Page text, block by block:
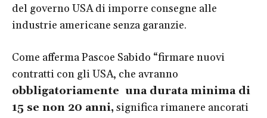
del governo USA di imporre consegne alle
industrie americane senza garanzie.
Come afferma Pascoe Sabido “firmare nuovi
contratti con gli USA, che avranno
obbligatoriamente una durata minima di
15 se non 20 anni, significa rimanere ancorati